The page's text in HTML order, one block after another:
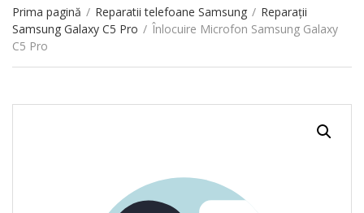
Prima pagină / Reparatii telefoane Samsung / Reparații
Samsung Galaxy C5 Pro / Înlocuire Microfon Samsung Galaxy
C5 Pro